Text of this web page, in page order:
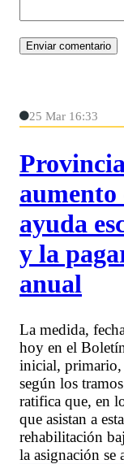
25 Mar 16:33
ayuda
y la
anual
La medida,
hoy en el
inicial, primario,
según los
ratifica que, en
que asistan a
rehabilitación
la asignación se